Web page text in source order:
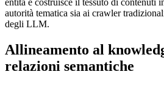
entità e costruisce il tessuto di contenuti
autorità tematica sia ai crawler
degli LLM.
Allineamento al
relazioni semantiche